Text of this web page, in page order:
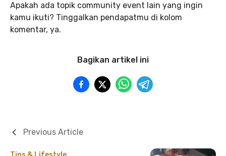
Apakah ada topik community event lain yang ingin
kamu ikuti? Tinggalkan pendapatmu di kolom
komentar, ya.
Bagikan artikel ini
Previous Article